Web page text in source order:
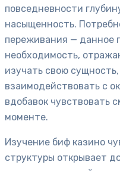
повседневности
насыщенность.
переживания — данное
необходимость,
изучать свою сущность,
взаимодействовать с
вдобавок чувствовать
моменте.
Изучение биф казино
структуры открывает